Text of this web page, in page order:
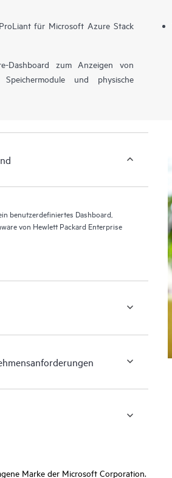
für Microsoft Azure Stack
Dashboard zum Anzeigen von
und physische
benutzerdefiniertes Dashboard,
von Hewlett Packard Enterprise
Marke der Microsoft Corporation.